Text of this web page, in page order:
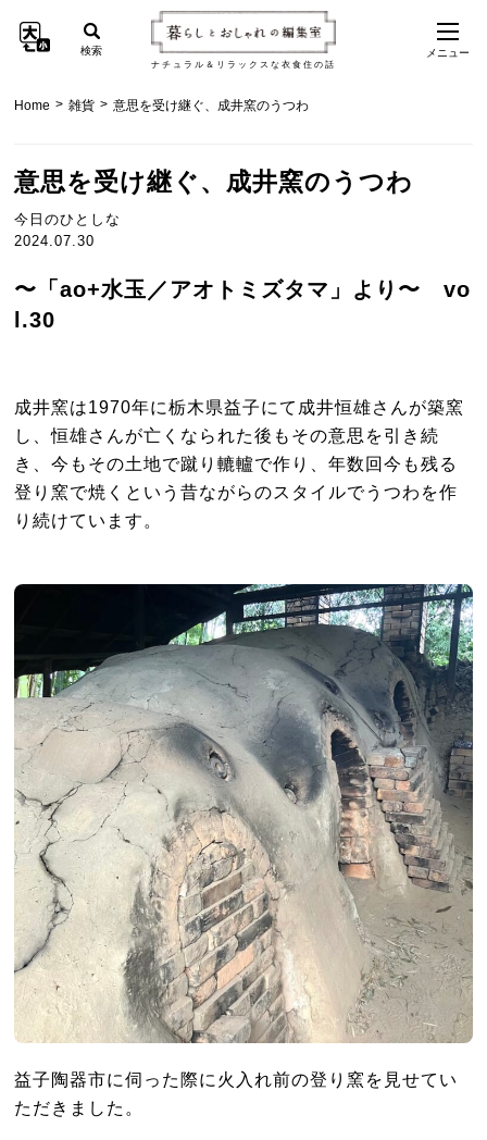
ナチュラル＆リラックスな衣食住の話
検索 メニュー
Home > 雑貨 > 意思を受け継ぐ、成井窯のうつわ
意思を受け継ぐ、成井窯のうつわ
今日のひとしな
2024.07.30
〜「ao+水玉／アオトミズタマ」より〜 vo
l.30
成井窯は1970年に栃木県益子にて成井恒雄さんが築窯
し、恒雄さんが亡くなられた後もその意思を引き続
き、今もその土地で蹴り轆轤で作り、年数回今も残る
登り窯で焼くという昔ながらのスタイルでうつわを作
り続けています。
益子陶器市に伺った際に火入れ前の登り窯を見せてい
ただきました。